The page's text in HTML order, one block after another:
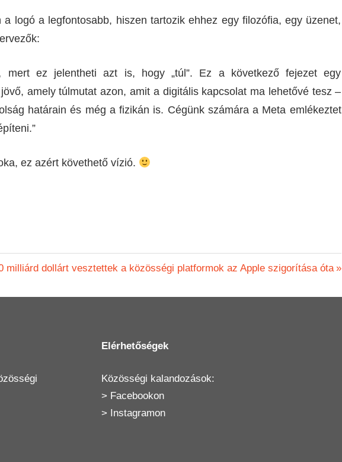
logó a legfontosabb, hiszen tartozik ehhez egy filozófia, egy üzenet,
mert ez jelentheti azt is, hogy „túl”. Ez a következő fejezet egy
amely túlmutat azon, amit a digitális kapcsolat ma lehetővé tesz –
határain és még a fizikán is. Cégünk számára a Meta emlékeztet
ez azért követhető vízió.
milliárd dollárt vesztettek a közösségi platformok az Apple szigorítása óta
Elérhetőségek
Közösségi kalandozások:
> Facebookon
> Instagramon